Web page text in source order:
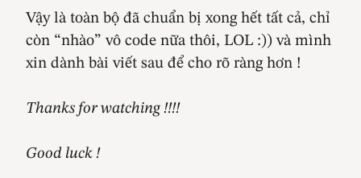
Vậy là toàn bộ đã chuẩn bị xong hết tất cả, chỉ
còn “nhào” vô code nữa thôi, LOL :)) và mình
xin dành bài viết sau để cho rõ ràng hơn !
Thanks for watching !!!!
Good luck !